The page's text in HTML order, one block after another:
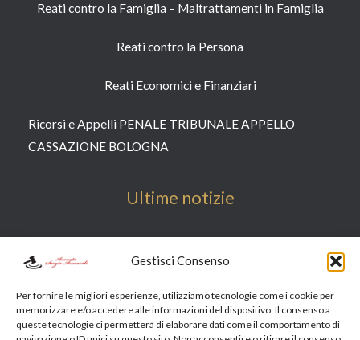
Gestisci Consenso
Per fornire le migliori esperienze, utilizziamo tecnologie come i cookie per
memorizzare e/o accedere alle informazioni del dispositivo. Il consenso a
queste tecnologie ci permetterà di elaborare dati come il comportamento di
Reati contro la Famiglia – Maltrattamenti in Famiglia
Reati contro la Persona​
Reati Economici e Finanziari​
Ricorsi e Appelli PENALE TRIBUNALE APPELLO
CASSAZIONE BOLOGNA
Ultime notizie
Radiazione Consulente Finanziario | Avvocato CONSOB
TRUFFE SENTIMENTALI DANNI PROCESSI AVVOCATO
ESPERTO DIFESA